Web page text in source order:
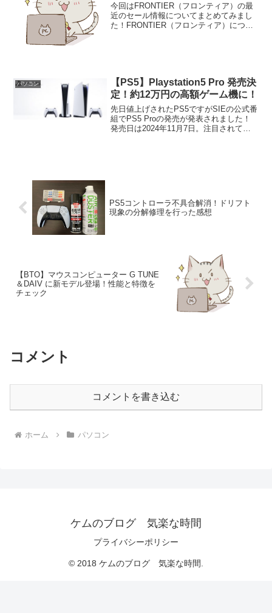
今回はFRONTIER（フロンティア）の最
近のセール情報についてまとめてみまし
た！FRONTIER（フロンティア）につい
パソコン
【PS5】Playstation5 Pro 発売決
定！約12万円の高額ゲーム機に！
先日値上げされたPS5ですがSIEの公式番
組でPS5 Proの発売が発表されました！
発売日は2024年11月7日。注目されてい
PS5コントローラ不具合解消！ドリフト
現象の分解修理を行った感想
【BTO】マウスコンピューター G TUNE
＆DAIV に新モデル登場！性能と特徴を
チェック
コメント
コメントを書き込む
ホーム パソコン
ケムのブログ 気楽な時間
プライバシーポリシー
© 2018 ケムのブログ 気楽な時間.